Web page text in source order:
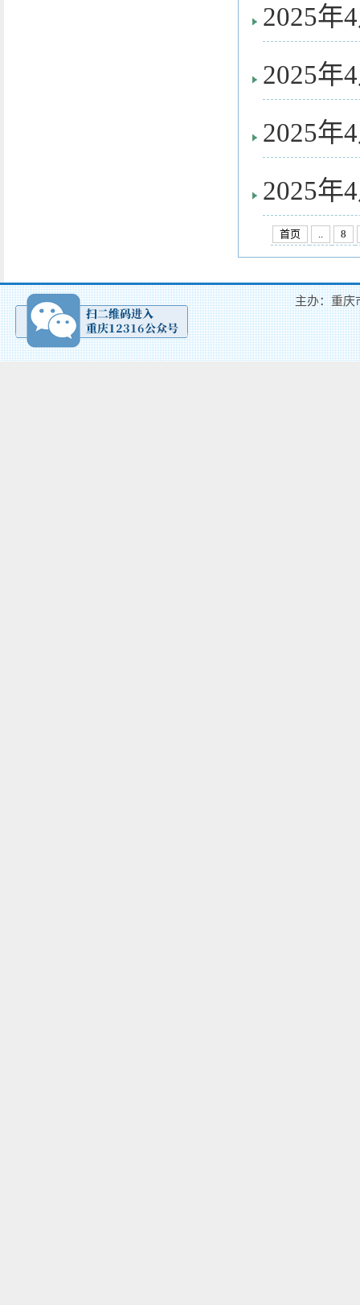
2025年
2025年
2025年
2025年
首页 .. 8
主办：重庆